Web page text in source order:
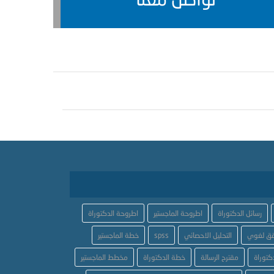
رسائل الدكتوراة اطروحة الماجستير اطروحة الدكتوراة
لغوي التحليل الاحصائي spss خطة الماجستير
مقترح الرسالة خطة الدكتوراة مخطط الماجستير